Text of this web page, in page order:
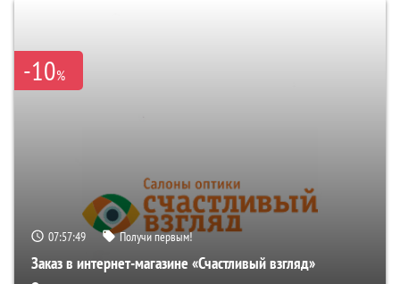
-10%
07:57:48 Получи первым!
Заказ в интернет-магазине «Счастливый взгляд»